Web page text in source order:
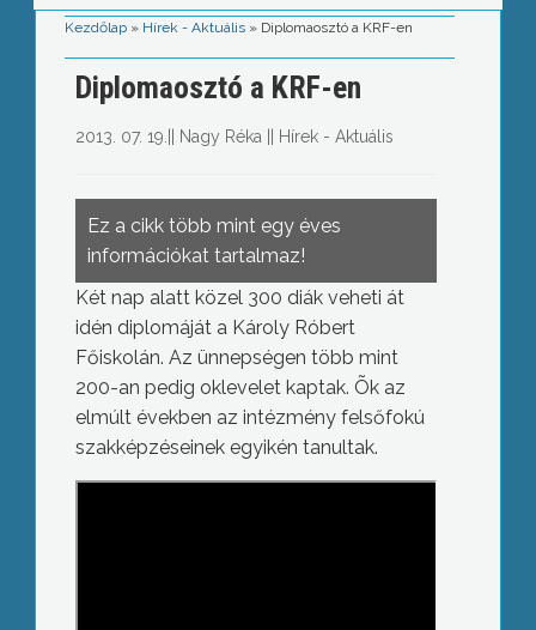
Kezdőlap » Hírek - Aktuális » Diplomaosztó a KRF-en
Diplomaosztó a KRF-en
2013. 07. 19. Nagy Réka Hírek - Aktuális
Ez a cikk több mint egy éves
információkat tartalmaz!
Két nap alatt közel 300 diák veheti át
idén diplomáját a Károly Róbert
Főiskolán. Az ünnepségen több mint
200-an pedig oklevelet kaptak. Õk az
elmúlt években az intézmény felsőfokú
szakképzéseinek egyikén tanultak.